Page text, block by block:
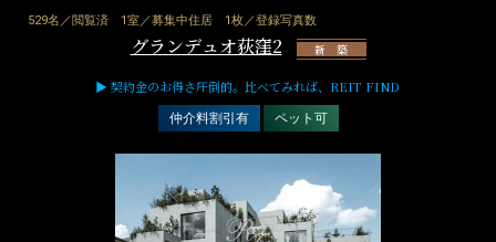
529名／閲覧済 1室／募集中住居 1枚／登録写真数
グランデュオ荻窪2 新 築
▶ 契約金のお得さ圧倒的。比べてみれば、REIT FIND
仲介料割引有 ペット可